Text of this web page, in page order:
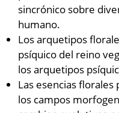
sincrónico sobre
humano.
Los arquetipos
psíquico del reino
los arquetipos
Las esencias
los campos